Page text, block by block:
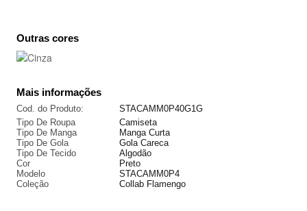
Outras cores
Mais informações
Cod. do Produto:
STACAMM0P40G1G
Tipo De Roupa
Camiseta
Tipo De Manga
Manga Curta
Tipo De Gola
Gola Careca
Tipo De Tecido
Algodão
Cor
Preto
Modelo
STACAMM0P4
Coleção
Collab Flamengo